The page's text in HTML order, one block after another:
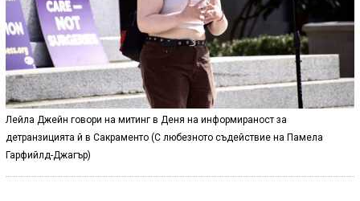
Лейла Джейн говори на митинг в Деня на информираност за
детранзицията й в Сакраменто (С любезното съдействие на Памела
Гарфийлд-Джагър)